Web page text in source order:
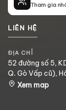
Tham gia
LIÊN HỆ
ĐỊA CHỈ
52 đường số 5,
Q. Gò Vấp cũ),
Xem map